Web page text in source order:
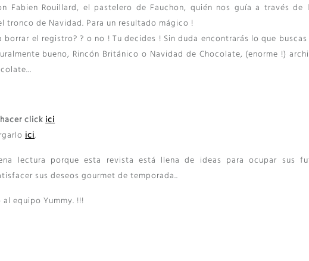
Fabien Rouillard, el pastelero de Fauchon, quién nos guía a través de
tronco de Navidad. Para un resultado mágico !
borrar el registro? ? o no ! Tu decides ! Sin duda encontrarás lo que buscas
bueno, Rincón Británico o Navidad de Chocolate, (enorme !)
hacer clickici
ici.
lectura porque esta revista está llena de ideas para ocupar sus
sus deseos gourmet de temporada..
equipo Yummy. !!!